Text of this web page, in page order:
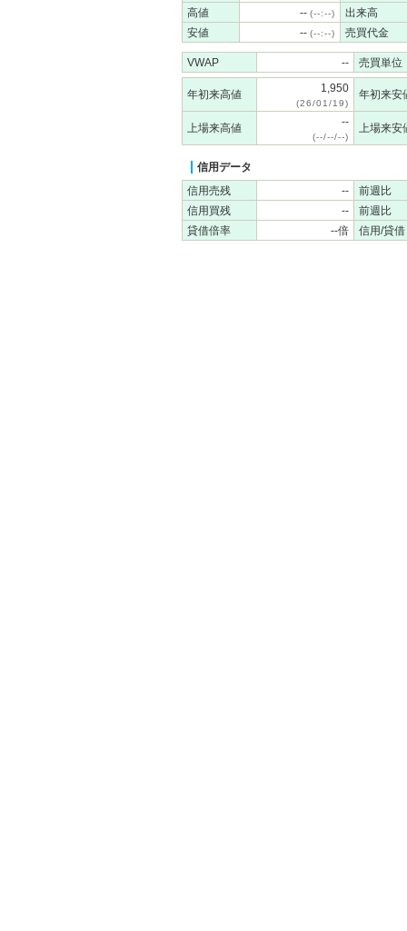
高値
-- (--:--)
出来高
安値
-- (--:--) 売買代金
VWAP -- 売買単位
年初来高値 1,950
(26/01/19)
年初来安
上場来高値 --
(--/--/--)
上場来安
信用データ
信用売残
--
前週比
信用買残
--
前週比
貸借倍率
--倍 信用/貸借